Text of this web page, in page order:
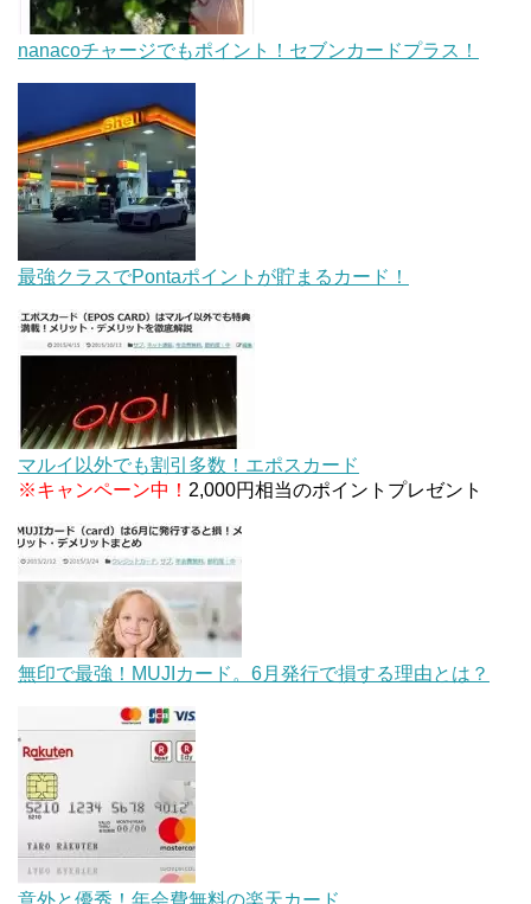
nanacoチャージでもポイント！セブンカードプラス！
最強クラスでPontaポイントが貯まるカード！
マルイ以外でも割引多数！エポスカード
※キャンペーン中！ 2,000円相当のポイントプレゼント
無印で最強！MUJIカード。6月発行で損する理由とは？